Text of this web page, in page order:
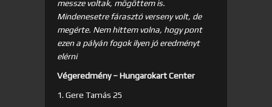
messze voltak, mögöttem is.
Mindenesetre fárasztó verseny volt, de
megérte. Nem hittem volna, hogy pont
ezen a pályán fogok ilyen jó eredményt
elérni
Végeredmény – Hungarokart Center
1. Gere Tamás 25